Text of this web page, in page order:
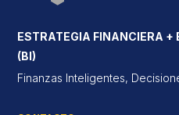
ESTRATEGIA FINANCIERA +
(BI)
Finanzas Inteligentes,